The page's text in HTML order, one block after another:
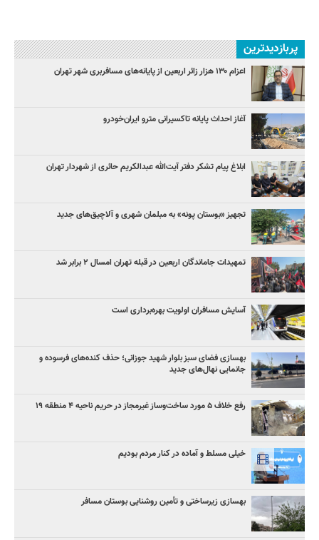
پربازدیدترین
اعزام ۱۳۰ هزار زائر اربعین از پایانه‌های مسافربری شهر تهران
آغاز احداث پایانه تاکسیرانی مترو ایران‌خودرو
ابلاغ پیام تشکر دفتر آیت‌الله عبدالکریم حائری از شهردار تهران
تجهیز «بوستان پونه» به مبلمان شهری و آلاچیق‌های جدید
تمهیدات جاماندگان اربعین در قبله تهران امسال ۲ برابر شد
آسایش مسافران اولویت بهره‌برداری است
بهسازی فضای سبز بلوار شهید جوزانی؛ حذف کنده‌های فرسوده و
جانمایی نهال‌های جدید
رفع خلاف ۵ مورد ساخت‌وساز غیرمجاز در حریم ناحیه ۴ منطقه ۱۹
خیلی مسلط و آماده در کنار مردم بودیم
بهسازی زیرساختی و تأمین روشنایی بوستان مسافر